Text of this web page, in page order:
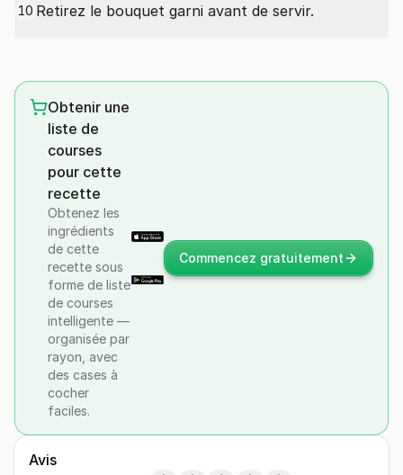
10 Retirez le bouquet garni avant de servir.
Obtenir une
liste de
courses
pour cette
recette
Obtenez les
ingrédients
de cette
recette sous
forme de liste
de courses
intelligente —
organisée par
rayon, avec
des cases à
cocher
faciles.
Commencez gratuitement
Avis